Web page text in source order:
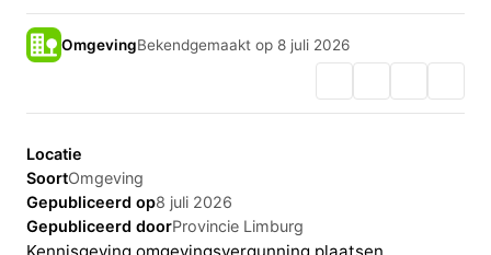
OmgevingBekendgemaakt op 8 juli 2026
Locatie
SoortOmgeving
Gepubliceerd op8 juli 2026
Gepubliceerd doorProvincie Limburg